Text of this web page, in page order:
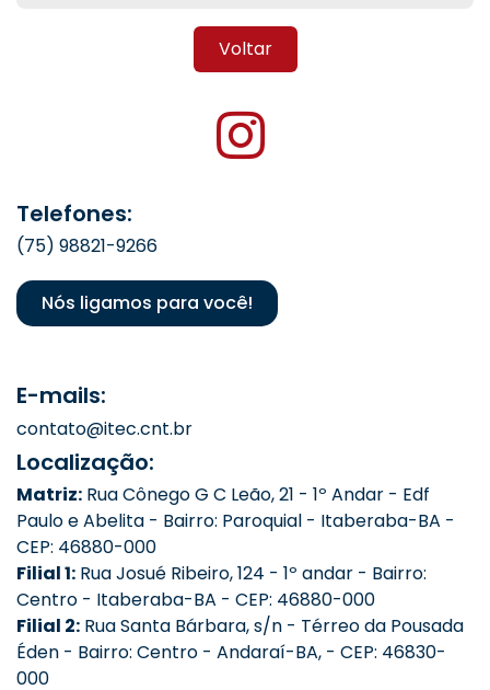
Voltar
Telefones:
(75) 98821-9266
Nós ligamos para você!
E-mails:
contato@itec.cnt.br
Localização:
Matriz: Rua Cônego G C Leão, 21 - 1º Andar - Edf
Paulo e Abelita - Bairro: Paroquial - Itaberaba-BA -
CEP: 46880-000
Filial 1: Rua Josué Ribeiro, 124 - 1º andar - Bairro:
Centro - Itaberaba-BA - CEP: 46880-000
Filial 2: Rua Santa Bárbara, s/n - Térreo da Pousada
Éden - Bairro: Centro - Andaraí-BA, - CEP: 46830-
000